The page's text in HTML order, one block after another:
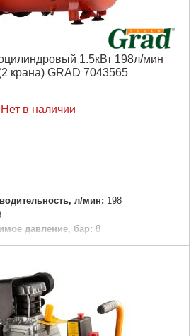
1.5кВт 198л/мин
крана) GRAD 7043565
Нет в наличии
л/мин: 198
давление, бар: 8
оборотов, об/мин:
кг: 26.6
25
коробка